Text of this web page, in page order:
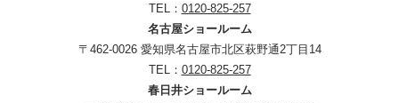
TEL： 0120-825-257
名古屋ショールーム
〒462-0026 愛知県名古屋市北区萩野通2丁目14
TEL： 0120-825-257
春日井ショールーム